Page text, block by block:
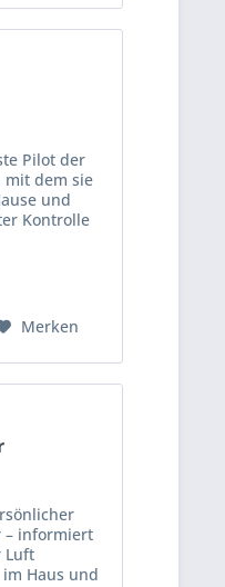
Pilot der
mit dem sie
und
Kontrolle
smart. Mit
Sie...
Merken
– informiert
Luft
Haus und